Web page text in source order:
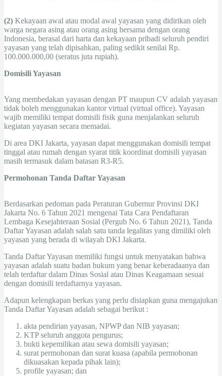
(2) Kekayaan awal atau modal awal yayasan yang didirikan oleh
warga negara asing atau orang asing bersama dengan orang
Indonesia, berasal dari harta dan kekayaan pribadi seluruh pendiri
yayasan yang telah dipisahkan, paling sedikit senilai Rp.
100.000.000,00 (seratus juta rupiah).
Domisili Yayasan
Yang membedakan yayasan dengan PT maupun CV adalah yayasan
tidak boleh menggunakan kantor virtual (virtual office). Yayasan
wajib memiliki tempat domisili fisik guna menjalankan seluruh
kegiatan yayasan secara memadai.
Di area DKI Jakarta, yayasan dapat menggunakan domisili tempat
tinggal atau rumah dengan syarat titik koordinat domisili yayasan
masih termasuk dalam batasan R3-R5.
Permohonan Tanda Daftar Yayasan
Berdasarkan pedoman pada Peraturan Gubernur Provinsi DKI
Jakarta No. 6 Tahun 2021 mengenai Tata Cara Pendaftaran
Lembaga Kesejahteraan Sosial (Pergub No. 6 Tahun 2021), Tanda
Daftar Yayasan adalah salah satu tanda legalitas yang dimiliki oleh
yayasan yang berada di wilayah DKI Jakarta.
Tanda Daftar Yayasan memiliki fungsi untuk menyatakan bahwa
yayasan adalah suatu badan hukum yang benar keberadaanya dan
telah terdaftar dalam Dinas Sosial atau Dinas Keagamaan sesuai
dengan domisili terdaftarnya yayasan.
Adapun kelengkapan berkas yang perlu disiapkan guna mengajukan
Tanda Daftar Yayasan adalah sebagai berikut :
akta pendirian yayasan, NPWP dan NIB yayasan;
KTP seluruh anggota pengurus;
bukti kepemilikan atau sewa domisili yayasan;
surat permohonan dan surat kuasa (apabila permohonan
dikuasakan kepada pihak lain);
profile yayasan; dan